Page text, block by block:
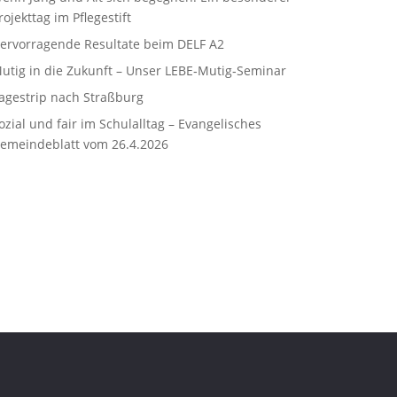
im Pflegestift
Resultate beim DELF A2
in die Zukunft – Unser LEBE‑Mutig‑Seminar
nach Straßburg
und fair im Schulalltag – Evangelisches
vom 26.4.2026